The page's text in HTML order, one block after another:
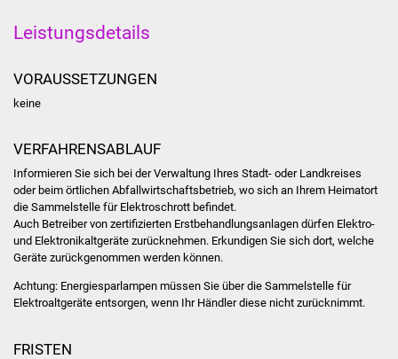
Fachteam Jugend
Kinder- und
Familienzentrum
Stadtwerke
Leistungsdetails
VORAUSSETZUNGEN
keine
VERFAHRENSABLAUF
Informieren Sie sich bei der Verwaltung Ihres Stadt- oder Landkreises
oder beim örtlichen Abfallwirtschaftsbetrieb, wo sich an Ihrem Heimatort
die Sammelstelle für Elektroschrott befindet.
Auch Betreiber von zertifizierten Erstbehandlungsanlagen dürfen Elektro-
und Elektronikaltgeräte zurücknehmen. Erkundigen Sie sich dort, welche
Geräte zurückgenommen werden können.
Achtung: Energiesparlampen müssen Sie über die Sammelstelle für
Elektroaltgeräte entsorgen, wenn Ihr Händler diese nicht zurücknimmt.
FRISTEN